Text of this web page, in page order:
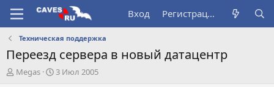
Вход Регистрация
Техническая поддержка
Переезд сервера в новый датацентр
А
Megas
Д
3 Июл 2005